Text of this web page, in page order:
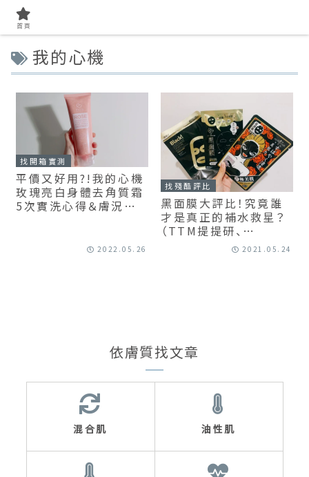
我的心機
找開箱實測
平價又好用?!我的心機
玫瑰亮白身體去角質霜
5次實洗心得＆膚況變
2022.05.26
找殘酷評比
黑面膜大評比！究竟誰
才是真正的補水救星？
（TTM提提研、
SEXYLOOK、我的心機
2021.05.24
依膚質找文章
混合肌 油性肌
首頁